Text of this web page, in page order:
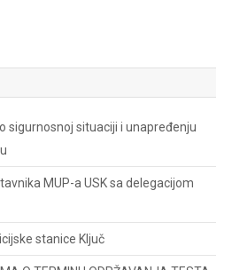
sigurnosnoj situaciji i unapređenju
MUP-a USK sa delegacijom
stanice Ključ